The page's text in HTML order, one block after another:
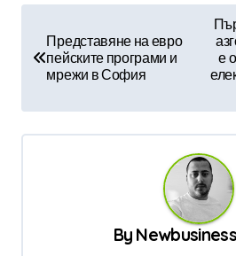
и
г
Представяне на евро
пейските програми и
мрежи в София
е
By